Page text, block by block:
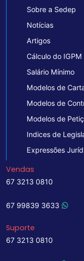
Sobre a Sedep
Notícias
Artigos
Cálculo do IGPM
Salário Mínimo
Modelos de
Modelos de
Modelos de
Indices de
Expressões
Vendas
67 3213 0810
67 99839 3633
Suporte
67 3213 0810